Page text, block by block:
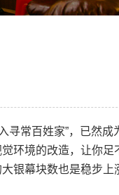
寻常百姓家”，已然
环境的改造，让你足
银幕块数也是稳步上